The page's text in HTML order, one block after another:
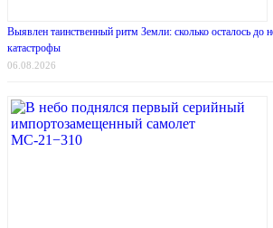
Выявлен таинственный ритм Земли: сколько осталось до
катастрофы
06.08.2026